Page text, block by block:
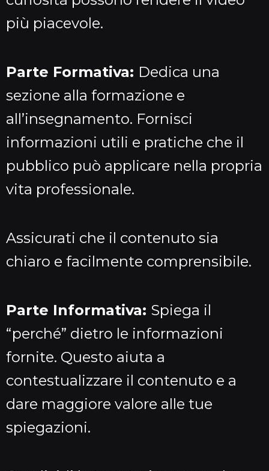
più piacevole.
Parte Formativa: Dedica una
sezione alla formazione e
all’insegnamento. Fornisci
informazioni utili e pratiche che il
pubblico può applicare nella propria
vita professionale.
Assicurati che il contenuto sia
chiaro e facilmente comprensibile.
Parte Informativa: Spiega il
“perché” dietro le informazioni
fornite. Questo aiuta a
contestualizzare il contenuto e a
dare maggiore valore alle tue
spiegazioni.